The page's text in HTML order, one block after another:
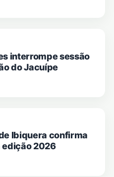
interrompe sessão
do Jacuípe
Ibiquera confirma
2026